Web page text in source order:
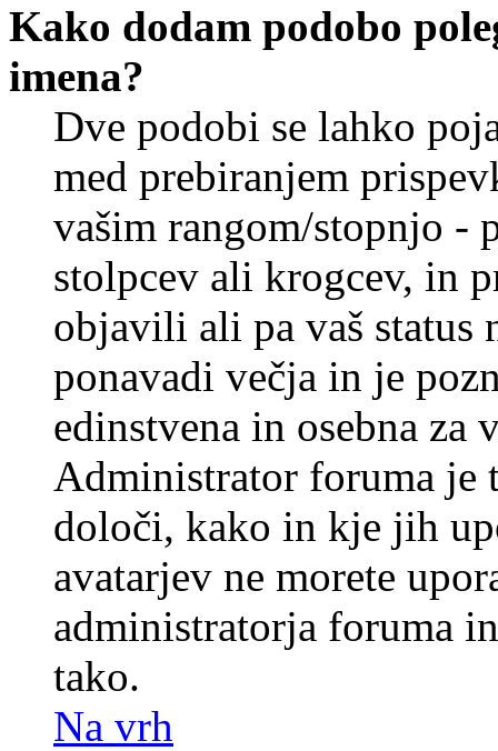
Kako dodam podobo
imena?
Dve podobi se lahko
med prebiranjem
vašim rangom/stopnjo -
stolpcev ali krogcev, in
objavili ali pa vaš status
ponavadi večja in je
edinstvena in osebna za
Administrator foruma je
določi, kako in kje jih
avatarjev ne morete
administratorja foruma
tako.
Na vrh